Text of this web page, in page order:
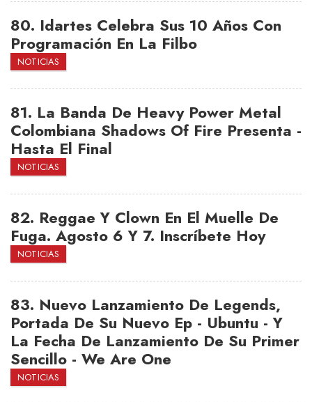
80. Idartes Celebra Sus 10 Años Con
Programación En La Filbo
NOTICIAS
81. La Banda De Heavy Power Metal
Colombiana Shadows Of Fire Presenta -
Hasta El Final
NOTICIAS
82. Reggae Y Clown En El Muelle De
Fuga. Agosto 6 Y 7. Inscríbete Hoy
NOTICIAS
83. Nuevo Lanzamiento De Legends,
Portada De Su Nuevo Ep - Ubuntu - Y
La Fecha De Lanzamiento De Su Primer
Sencillo - We Are One
NOTICIAS